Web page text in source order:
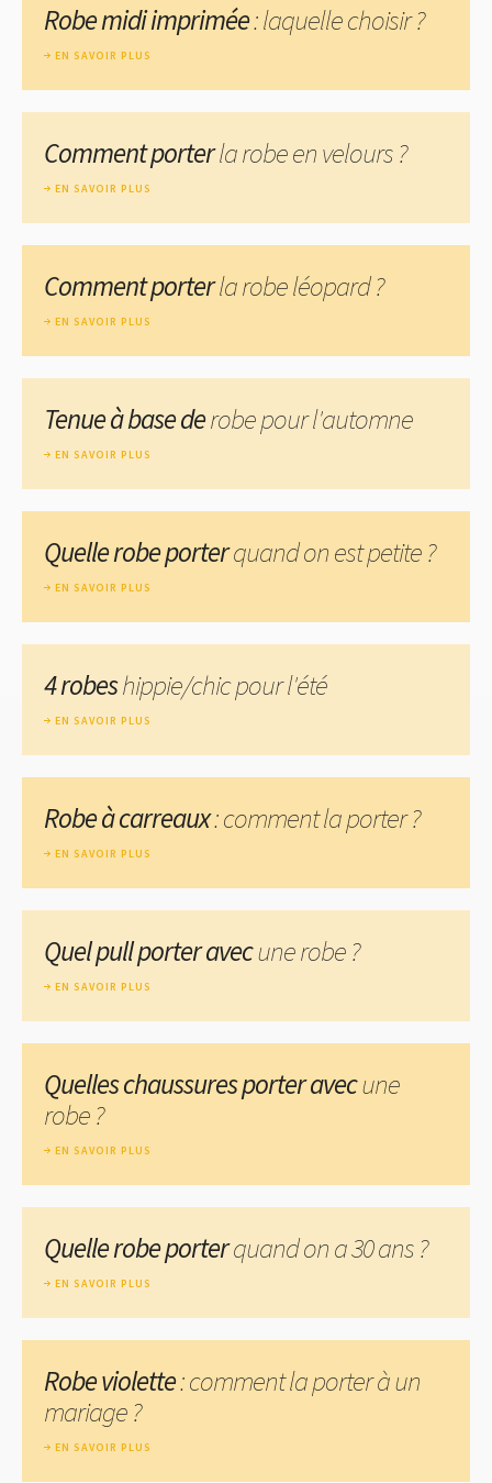
Robe midi imprimée: laquelle choisir ?
EN SAVOIR PLUS
Comment porterla robe en velours ?
EN SAVOIR PLUS
Comment porterla robe léopard ?
EN SAVOIR PLUS
Tenue à base derobe pour l'automne
EN SAVOIR PLUS
Quelle robe porterquand on est petite ?
EN SAVOIR PLUS
4 robeshippie/chic pour l'été
EN SAVOIR PLUS
Robe à carreaux: comment la porter ?
EN SAVOIR PLUS
Quel pull porter avecune robe ?
EN SAVOIR PLUS
Quelles chaussures porter avecune
robe ?
EN SAVOIR PLUS
Quelle robe porterquand on a 30 ans ?
EN SAVOIR PLUS
Robe violette: comment la porter à un
mariage ?
EN SAVOIR PLUS